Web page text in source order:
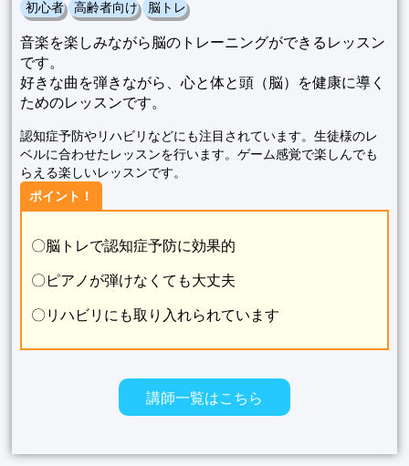
初心者 高齢者向け 脳トレ
音楽を楽しみながら脳のトレーニングができるレッスン
です。
好きな曲を弾きながら、心と体と頭（脳）を健康に導く
ためのレッスンです。
認知症予防やリハビリなどにも注目されています。生徒様のレ
ベルに合わせたレッスンを行います。ゲーム感覚で楽しんでも
らえる楽しいレッスンです。
ポイント！
〇脳トレで認知症予防に効果的
〇ピアノが弾けなくても大丈夫
〇リハビリにも取り入れられています
講師一覧はこちら